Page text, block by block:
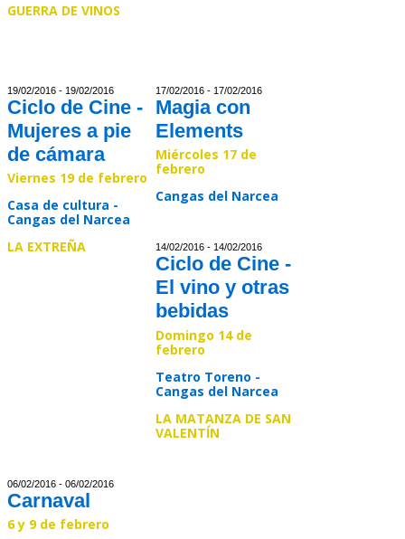
GUERRA DE VINOS
19/02/2016 - 19/02/2016
Ciclo de Cine -
Mujeres a pie
de cámara
Viernes 19 de febrero
Casa de cultura -
Cangas del Narcea
LA EXTREÑA
17/02/2016 - 17/02/2016
Magia con
Elements
Miércoles 17 de
febrero
Cangas del Narcea
14/02/2016 - 14/02/2016
Ciclo de Cine -
El vino y otras
bebidas
Domingo 14 de
febrero
Teatro Toreno -
Cangas del Narcea
LA MATANZA DE SAN
VALENTÍN
06/02/2016 - 06/02/2016
Carnaval
6 y 9 de febrero